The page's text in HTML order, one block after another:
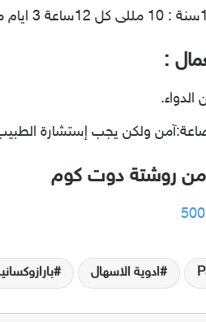
:
ولكن يجب إستشارة
من روشتة دوت كوم
ادوية الاسهال